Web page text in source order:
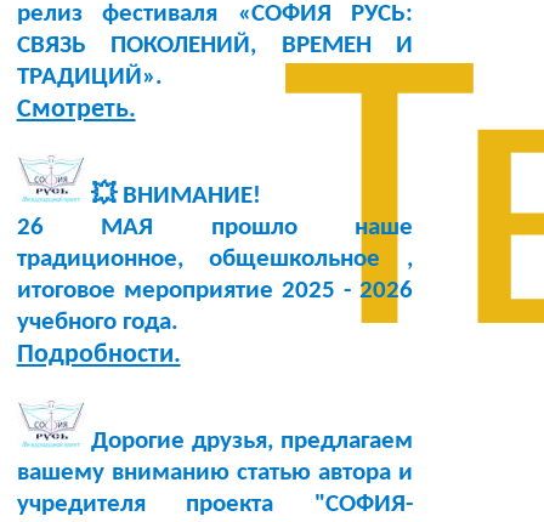
релиз фестиваля «СОФИЯ РУСЬ:
СВЯЗЬ ПОКОЛЕНИЙ, ВРЕМЕН И
ТРАДИЦИЙ».
Смотреть.
💥 ВНИМАНИЕ!
26 МАЯ прошло наше
традиционное, общешкольное ,
итоговое мероприятие 2025 - 2026
учебного года.
Подробности.
Дорогие друзья, предлагаем
вашему вниманию статью автора и
учредителя проекта "СОФИЯ-